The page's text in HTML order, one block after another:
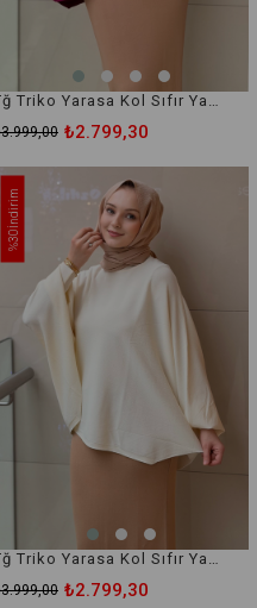
Tğ Triko Yarasa Kol Sıfır Yaka Merserize Bluz
₺2.799,30
₺2.799,30
%30
İndirim